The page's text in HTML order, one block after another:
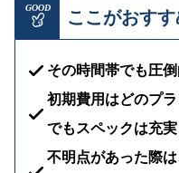
GOOD ここがおすす
その時間帯でも圧
初期費用はどのプ
でもスペックは充実
不明点があった際